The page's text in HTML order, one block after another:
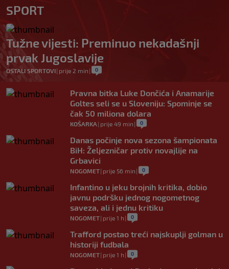
SPORT
Tužne vijesti: Preminuo nekadašnji
prvak Jugoslavije
OSTALI SPORTOVI| prije 2 min | 0
Pravna bitka Luke Dončića i Anamarije
Goltes seli se u Sloveniju: Spominje se
čak 50 miliona dolara
KOŠARKA | prije 49 min | 0
Danas počinje nova sezona šampionata
BiH: Željezničar protiv novajlije na
Grbavici
NOGOMET| prije 56 min | 0
Infantino u jeku brojnih kritika, dobio
javnu podršku jednog nogometnog
saveza, ali i jednu kritiku
NOGOMET| prije 1 h | 0
Trafford postao treći najskuplji golman u
historiji fudbala
NOGOMET| prije 1 h | 0